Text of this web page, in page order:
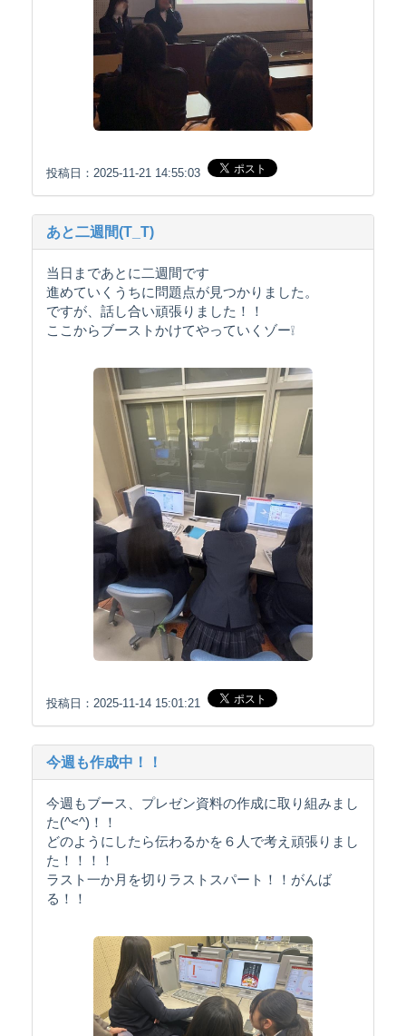
投稿日：2025-11-21 14:55:03
あと二週間(T_T)
当日まであとに二週間です
進めていくうちに問題点が見つかりました。
ですが、話し合い頑張りました！！
ここからブーストかけてやっていくゾー❕
投稿日：2025-11-14 15:01:21
今週も作成中！！
今週もブース、プレゼン資料の作成に取り組みまし
た(^<^)！！
どのようにしたら伝わるかを６人で考え頑張りまし
た！！！！
ラスト一か月を切りラストスパート！！がんば
る！！